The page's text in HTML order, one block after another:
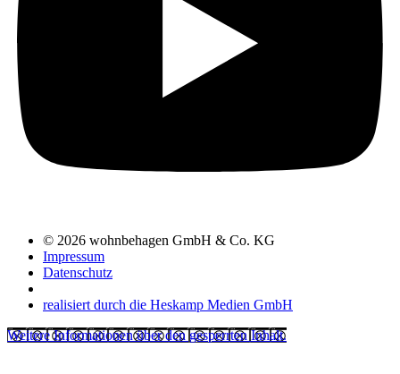
© 2026 wohnbehagen GmbH & Co. KG
Impressum
Datenschutz
realisiert durch die Heskamp Medien GmbH
Weitere Informationen über den gesperrten Inhalt.